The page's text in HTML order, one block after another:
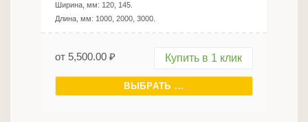
Ширина, мм: 120, 145
Длина, мм: 1000, 2000, 3000
от 5,500.00 ₽ Купить в 1 клик
ВЫБРАТЬ ...